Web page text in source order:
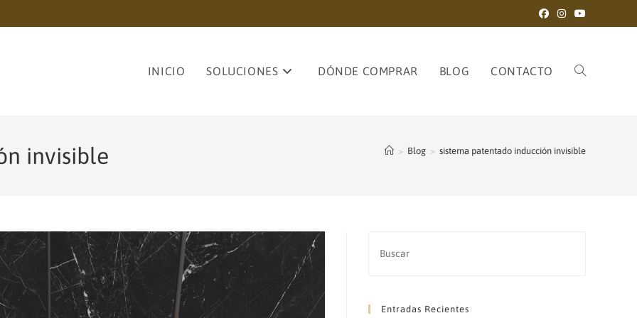
INICIO SOLUCIONES DÓNDE COMPRAR BLOG CONTACTO ALTERNAR
invisible > Blog > sistema patentado inducción invisible
Entradas Recientes